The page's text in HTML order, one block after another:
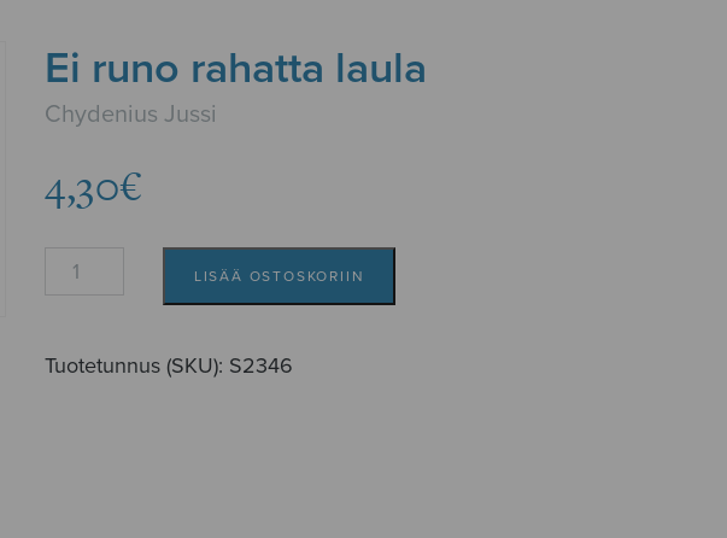
Ei runo rahatta laula
Chydenius Jussi
4,30€
laula
LISÄÄ OSTOSKORIIN
Tuotetunnus (SKU): S2346